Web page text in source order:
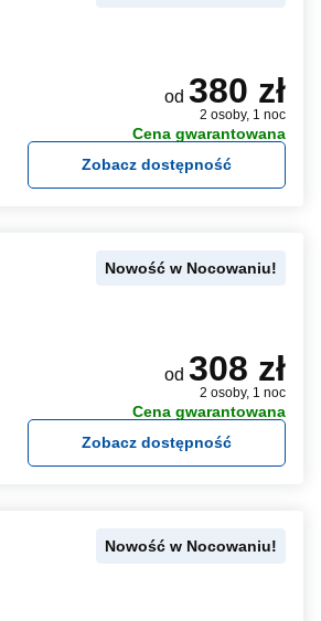
od 380 zł
2 osoby, 1 noc
Cena gwarantowana
Zobacz dostępność
Nowość w Nocowaniu!
od 308 zł
2 osoby, 1 noc
Cena gwarantowana
Zobacz dostępność
Nowość w Nocowaniu!